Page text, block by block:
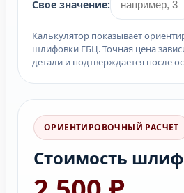
Свое значение:
Калькулятор показывает
шлифовки ГБЦ. Точная цена
детали и подтверждается после
ОРИЕНТИРОВОЧНЫЙ РАСЧЕТ
Стоимость